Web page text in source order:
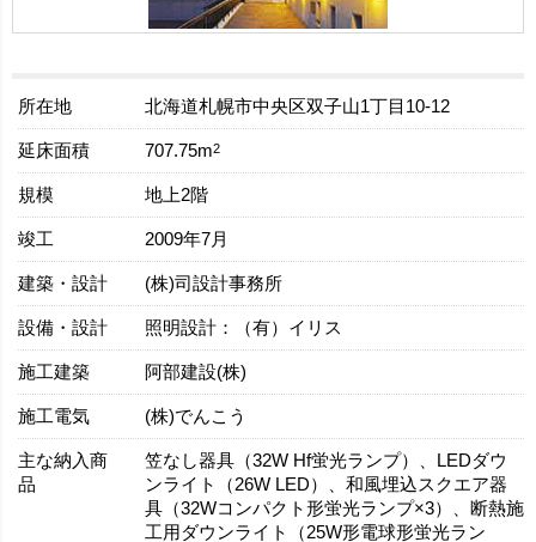
所在地 北海道札幌市中央区双子山1丁目10-12
延床面積 707.75m2
規模 地上2階
竣工 2009年7月
建築・設計 (株)司設計事務所
設備・設計 照明設計：（有）イリス
施工建築 阿部建設(株)
施工電気 (株)でんこう
主な納入商
品
笠なし器具（32W Hf蛍光ランプ）、LEDダウ
ンライト（26W LED）、和風埋込スクエア器
具（32Wコンパクト形蛍光ランプ×3）、断熱施
工用ダウンライト（25W形電球形蛍光ラン